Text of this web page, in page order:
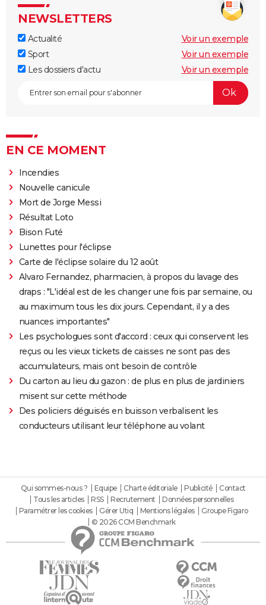
NEWSLETTERS
Actualité
Voir un exemple
Sport
Voir un exemple
Les dossiers d'actu
Voir un exemple
EN CE MOMENT
Incendies
Nouvelle canicule
Mort de Jorge Messi
Résultat Loto
Bison Futé
Lunettes pour l'éclipse
Carte de l'éclipse solaire du 12 août
Alvaro Fernandez, pharmacien, à propos du lavage des
draps : "L'idéal est de les changer une fois par semaine, ou
au maximum tous les dix jours. Cependant, il y a des
nuances importantes"
Les psychologues sont d'accord : ceux qui conservent les
reçus ou les vieux tickets de caisses ne sont pas des
accumulateurs, mais ont besoin de contrôle
Du carton au lieu du gazon : de plus en plus de jardiniers
misent sur cette méthode
Des policiers déguisés en buisson verbalisent les
conducteurs utilisant leur téléphone au volant
Qui sommes-nous ? Equipe Charte éditoriale Publicité
Contact
Tous les articles
RSS Recrutement
Données personnelles
Paramétrer les cookies
Gérer Utiq Mentions légales
Groupe Figaro
© 2026 CCM Benchmark